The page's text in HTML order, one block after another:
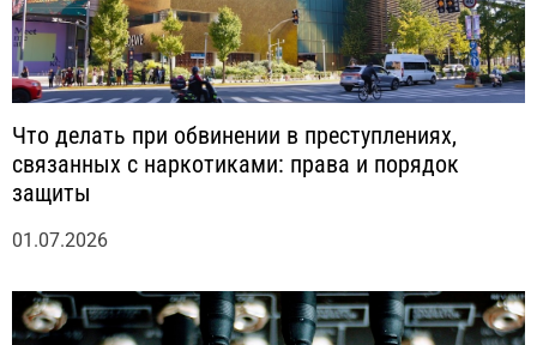
Что делать при обвинении в преступлениях,
связанных с наркотиками: права и порядок
защиты
01.07.2026